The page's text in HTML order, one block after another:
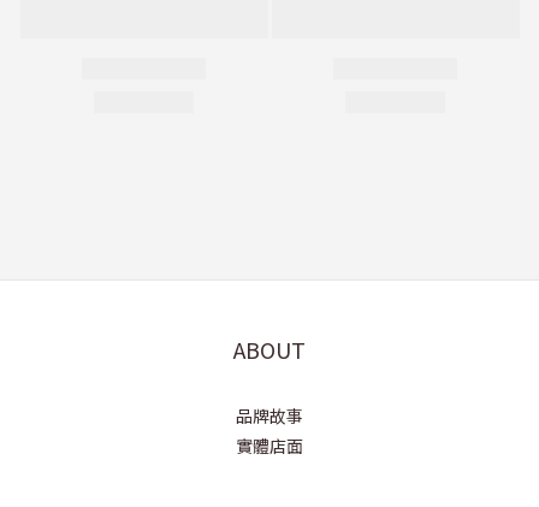
ABOUT
品牌故事
實體店面